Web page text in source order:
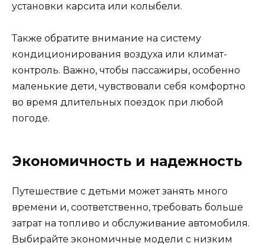
установки карсита или колыбели.
Также обратите внимание на систему
кондиционирования воздуха или климат-
контроль. Важно, чтобы пассажиры, особенно
маленькие дети, чувствовали себя комфортно
во время длительных поездок при любой
погоде.
Экономичность и надежность
Путешествие с детьми может занять много
времени и, соответственно, требовать больше
затрат на топливо и обслуживание автомобиля.
Выбирайте экономичные модели с низким